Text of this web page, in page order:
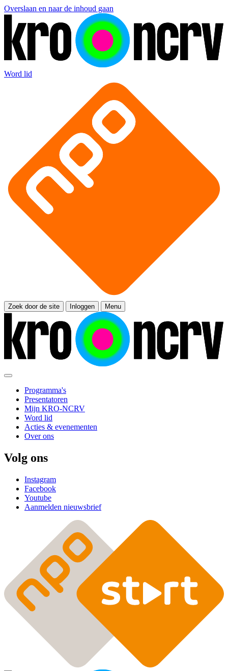
Overslaan en naar de inhoud gaan
Word lid
Zoek door de site Inloggen Menu
Programma's
Presentatoren
Mijn KRO-NCRV
Word lid
Acties & evenementen
Over ons
Volg ons
Instagram
Facebook
Youtube
Aanmelden nieuwsbrief